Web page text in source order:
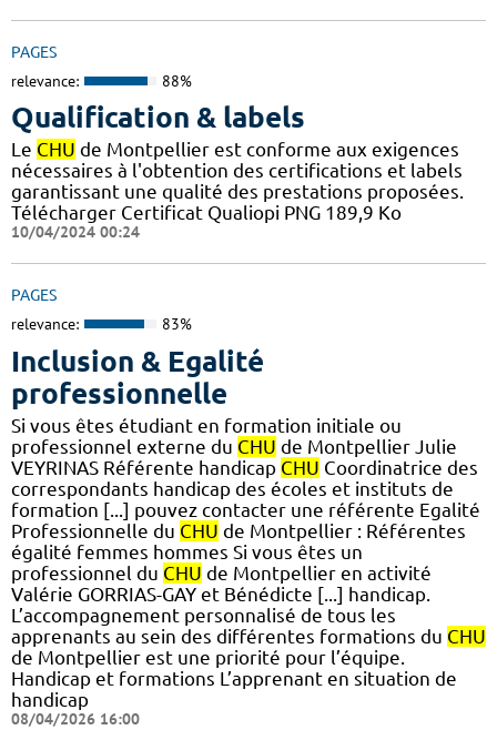
PAGES
relevance: 88%
Qualification & labels
Le CHU de Montpellier est conforme aux exigences
nécessaires à l'obtention des certifications et labels
garantissant une qualité des prestations proposées.
Télécharger Certificat Qualiopi PNG 189,9 Ko
10/04/2024 00:24
PAGES
relevance: 83%
Inclusion & Egalité
professionnelle
Si vous êtes étudiant en formation initiale ou
professionnel externe du CHU de Montpellier Julie
VEYRINAS Référente handicap CHU Coordinatrice des
correspondants handicap des écoles et instituts de
formation [...] pouvez contacter une référente Egalité
Professionnelle du CHU de Montpellier : Référentes
égalité femmes hommes Si vous êtes un
professionnel du CHU de Montpellier en activité
Valérie GORRIAS-GAY et Bénédicte [...] handicap.
L’accompagnement personnalisé de tous les
apprenants au sein des différentes formations du CHU
de Montpellier est une priorité pour l’équipe.
Handicap et formations L’apprenant en situation de
handicap
08/04/2026 16:00